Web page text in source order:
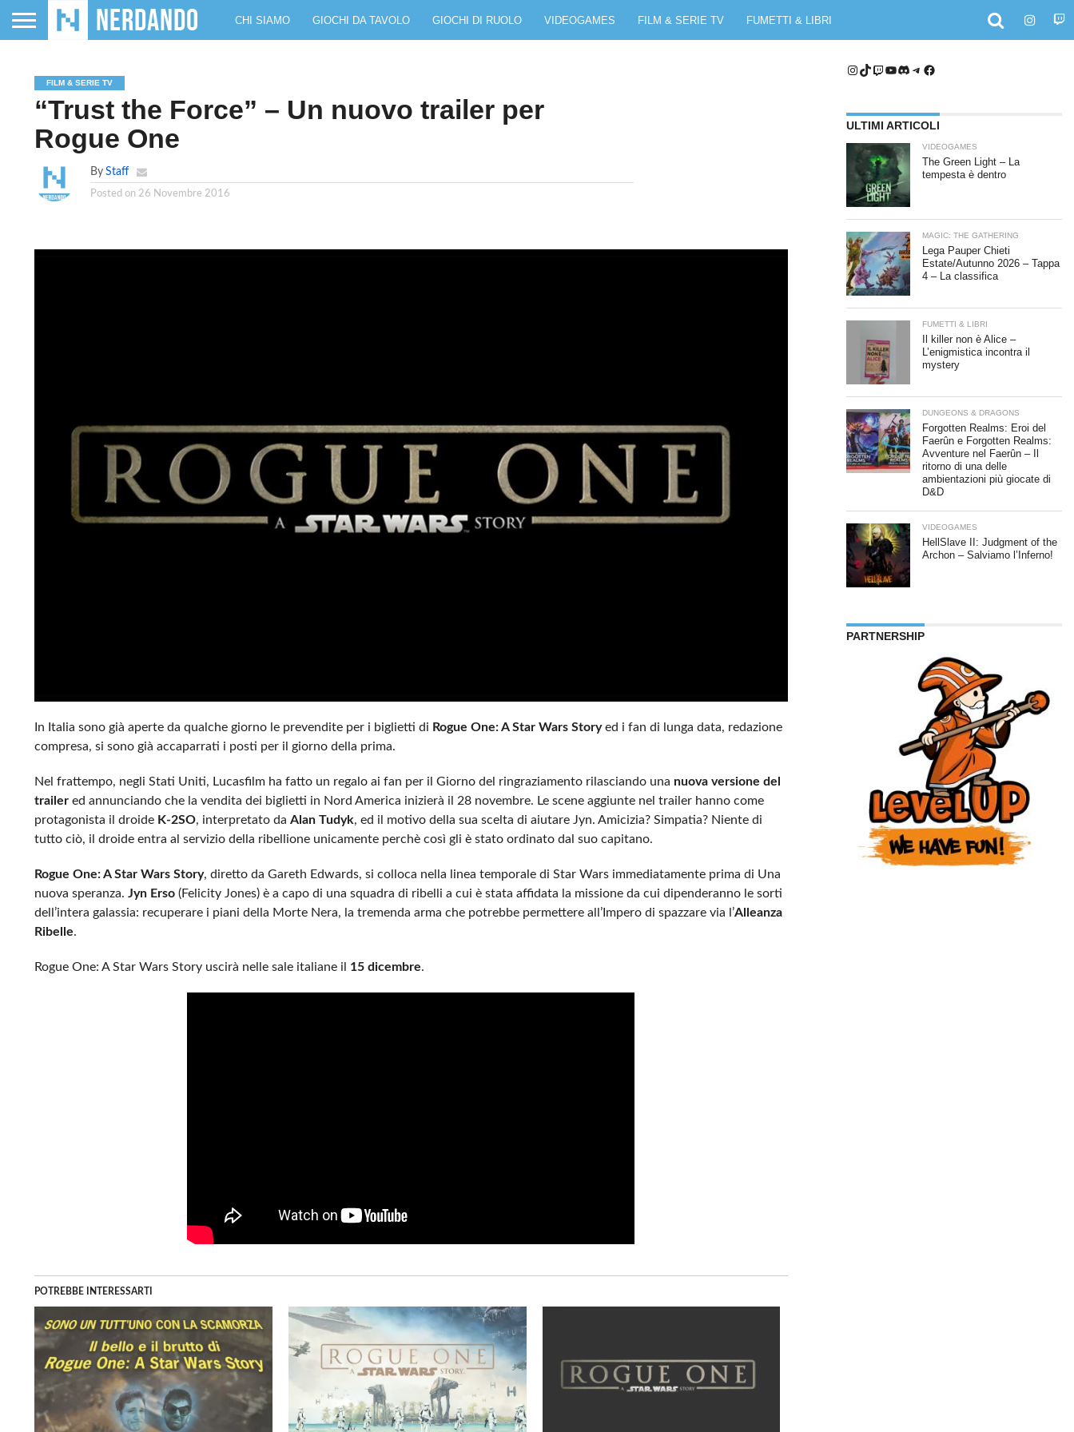
CHI SIAMO GIOCHI DA TAVOLO GIOCHI DI RUOLO VIDEOGAMES FILM & SERIE TV FUMETTI & LIBRI
FILM & SERIE TV
“Trust the Force” – Un nuovo trailer per
Rogue One
By Staff
Posted on 26 Novembre 2016
In Italia sono già aperte da qualche giorno le prevendite per i biglietti di Rogue One: A Star Wars Storyed i fan di lunga data, redazione
compresa, si sono già accaparrati i posti per il giorno della prima.
Nel frattempo, negli Stati Uniti, Lucasfilm ha fatto un regalo ai fan per il Giorno del ringraziamento rilasciando una nuova versione del
trailered annunciando che la vendita dei biglietti in Nord America inizierà il 28 novembre. Le scene aggiunte nel trailer hanno come
protagonista il droide K-2SO, interpretato da Alan Tudyk, ed il motivo della sua scelta di aiutare Jyn. Amicizia? Simpatia? Niente di
tutto ciò, il droide entra al servizio della ribellione unicamente perchè così gli è stato ordinato dal suo capitano.
Rogue One: A Star Wars Story, diretto da Gareth Edwards, si colloca nella linea temporale di Star Wars immediatamente prima di Una
nuova speranza. Jyn Erso(Felicity Jones) è a capo di una squadra di ribelli a cui è stata affidata la missione da cui dipenderanno le sorti
dell’intera galassia: recuperare i piani della Morte Nera, la tremenda arma che potrebbe permettere all’Impero di spazzare via l’Alleanza
Ribelle.
Rogue One: A Star Wars Story uscirà nelle sale italiane il 15 dicembre.
POTREBBE INTERESSARTI
Instagram
TikTok
Twitch
YouTube
Discord
Telegram
Facebook
ULTIMI ARTICOLI
VIDEOGAMES
The Green Light – La
tempesta è dentro
MAGIC: THE GATHERING
Lega Pauper Chieti
Estate/Autunno 2026 – Tappa
4 – La classifica
FUMETTI & LIBRI
Il killer non è Alice –
L’enigmistica incontra il
mystery
DUNGEONS & DRAGONS
Forgotten Realms: Eroi del
Faerûn e Forgotten Realms:
Avventure nel Faerûn – Il
ritorno di una delle
ambientazioni più giocate di
D&D
VIDEOGAMES
HellSlave II: Judgment of the
Archon – Salviamo l’Inferno!
PARTNERSHIP